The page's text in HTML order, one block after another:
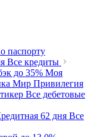
паспорту
Все кредиты
до 35% Моя
Мир Привилегия
Все дебетовые
62 дня Все